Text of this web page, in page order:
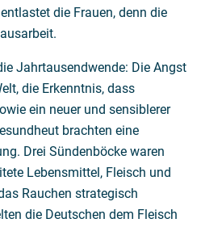
die Frauen, denn die
Jahrtausendwende: Die Angst
die Erkenntnis, dass
ein neuer und sensiblerer
brachten eine
Drei Sündenböcke waren
Lebensmittel, Fleisch und
Rauchen strategisch
die Deutschen dem Fleisch